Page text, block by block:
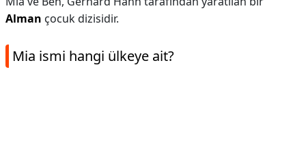
Alman çocuk dizisidir.
Mia ismi hangi ülkeye ait?